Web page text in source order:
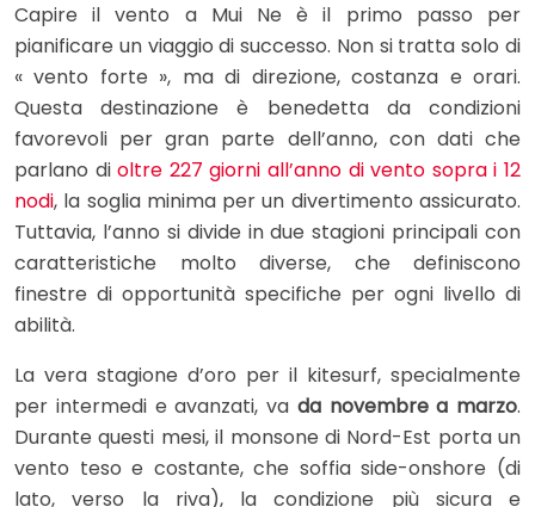
Capire il vento a Mui Ne è il primo passo per
pianificare un viaggio di successo. Non si tratta solo di
« vento forte », ma di direzione, costanza e orari.
Questa destinazione è benedetta da condizioni
favorevoli per gran parte dell’anno, con dati che
parlano dioltre 227 giorni all’anno di vento sopra i 12
nodi, la soglia minima per un divertimento assicurato.
Tuttavia, l’anno si divide in due stagioni principali con
caratteristiche molto diverse, che definiscono
finestre di opportunità specifiche per ogni livello di
abilità.
La vera stagione d’oro per il kitesurf, specialmente
per intermedi e avanzati, va da novembre a marzo.
Durante questi mesi, il monsone di Nord-Est porta un
vento teso e costante, che soffia side-onshore (di
lato, verso la riva), la condizione più sicura e